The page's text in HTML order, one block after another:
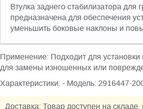
Втулка заднего стабилизатора
предназначена для обеспечения
уменьшить боковые наклоны и
Применение: Подходит для
для замены изношенных или
Характеристики: - Модель: 2916447-
Доставка: Товар доступен на